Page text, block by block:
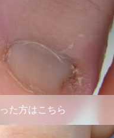
た方はこちら